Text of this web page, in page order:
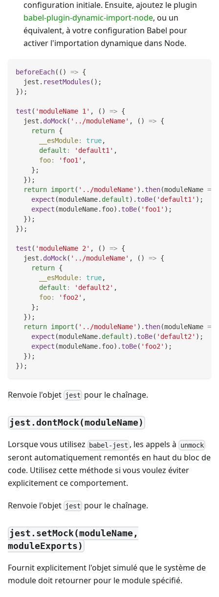
configuration initiale. Ensuite, ajoutez le plugin
babel-plugin-dynamic-import-node, ou un
équivalent, à votre configuration Babel pour
activer l'importation dynamique dans Node.
beforeEach( ( ) => {
  jest
. resetModules ( ) ;
}) ;
test ( 'moduleName 1' , ( ) => {
  jest
. doMock( '../moduleName' , ( ) => {
return {
__esModule: true,
default : 'default1' ,
foo: 'foo1' ,
} ;
}) ;
return import ( '../moduleName' ) . then(moduleName =>
expect (moduleName. default) . toBe( 'default1' ) ;
expect (moduleName. foo) . toBe( 'foo1' ) ;
}) ;
}) ;
test ( 'moduleName 2' , ( ) => {
  jest
. doMock( '../moduleName' , ( ) => {
return {
__esModule: true,
default : 'default2' ,
foo: 'foo2' ,
} ;
}) ;
return import ( '../moduleName' ) . then(moduleName =>
expect (moduleName. default) . toBe( 'default2' ) ;
expect (moduleName. foo) . toBe( 'foo2' ) ;
}) ;
}) ;
Renvoie l'objet jest pour le chaînage.
jest.dontMock(moduleName)
Lorsque vous utilisez babel-jest , les appels à unmock
seront automatiquement remontés en haut du bloc de
code. Utilisez cette méthode si vous voulez éviter
explicitement ce comportement.
Renvoie l'objet jest pour le chaînage.
jest.setMock(moduleName,
moduleExports)
Fournit explicitement l'objet simulé que le système de
module doit retourner pour le module spécifié.